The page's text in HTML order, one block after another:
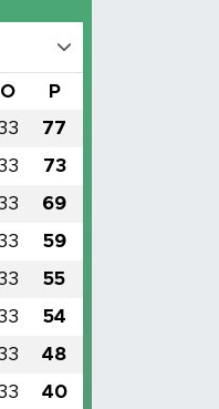
O P
77
73
69
59
55
54
48
40